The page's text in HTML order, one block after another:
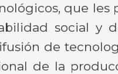
que les
social y
de
de la